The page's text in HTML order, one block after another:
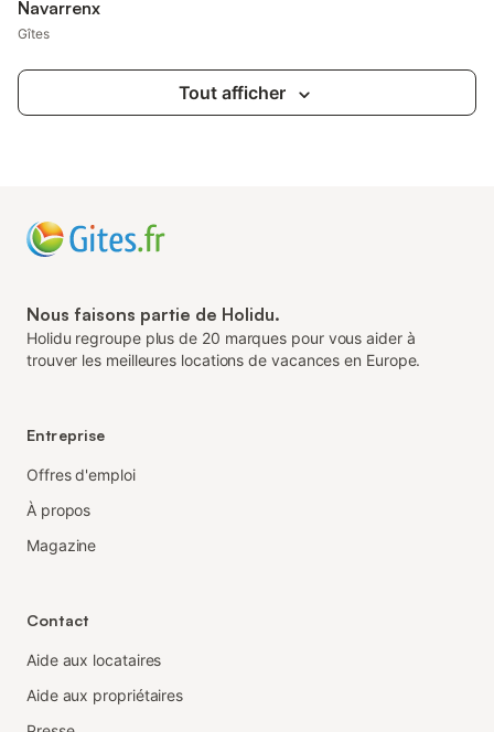
Navarrenx
Gîtes
Tout afficher
Nous faisons partie de Holidu.
Holidu regroupe plus de 20 marques pour vous aider à
trouver les meilleures locations de vacances en Europe.
Entreprise
Offres d'emploi
À propos
Magazine
Contact
Aide aux locataires
Aide aux propriétaires